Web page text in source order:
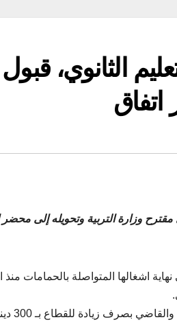
الثانوي،
اتفاق
مقترح وزارة التربية وتحويله إلى
نهاية اشغالها المتواصلة بالحمامات
وجاء